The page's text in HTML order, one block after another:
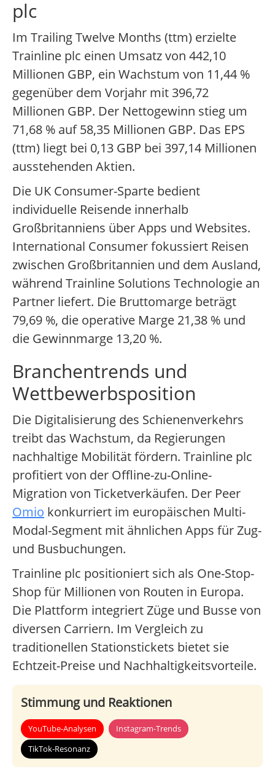
plc
Im Trailing Twelve Months (ttm) erzielte
Trainline plc einen Umsatz von 442,10
Millionen GBP, ein Wachstum von 11,44 %
gegenüber dem Vorjahr mit 396,72
Millionen GBP. Der Nettogewinn stieg um
71,68 % auf 58,35 Millionen GBP. Das EPS
(ttm) liegt bei 0,13 GBP bei 397,14 Millionen
ausstehenden Aktien.
Die UK Consumer-Sparte bedient
individuelle Reisende innerhalb
Großbritanniens über Apps und Websites.
International Consumer fokussiert Reisen
zwischen Großbritannien und dem Ausland,
während Trainline Solutions Technologie an
Partner liefert. Die Bruttomarge beträgt
79,69 %, die operative Marge 21,38 % und
die Gewinnmarge 13,20 %.
Branchentrends und
Wettbewerbsposition
Die Digitalisierung des Schienenverkehrs
treibt das Wachstum, da Regierungen
nachhaltige Mobilität fördern. Trainline plc
profitiert von der Offline-zu-Online-
Migration von Ticketverkäufen. Der Peer
Omio konkurriert im europäischen Multi-
Modal-Segment mit ähnlichen Apps für Zug-
und Busbuchungen.
Trainline plc positioniert sich als One-Stop-
Shop für Millionen von Routen in Europa.
Die Plattform integriert Züge und Busse von
diversen Carriern. Im Vergleich zu
traditionellen Stationstickets bietet sie
Echtzeit-Preise und Nachhaltigkeitsvorteile.
Stimmung und Reaktionen
YouTube-Analysen
Instagram-Trends
TikTok-Resonanz